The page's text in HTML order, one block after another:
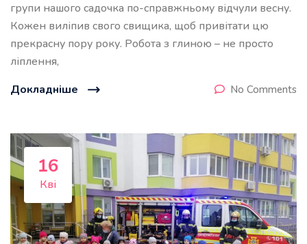
групи нашого садочка по-справжньому відчули весну.
Кожен виліпив свого свищика, щоб привітати цю
прекрасну пору року. Робота з глиною – не просто
ліплення,
Докладніше
No Comments
16
Кві